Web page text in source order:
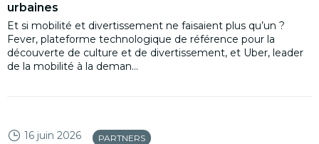
urbaines
Et si mobilité et divertissement ne faisaient plus qu’un ?
Fever, plateforme technologique de référence pour la
découverte de culture et de divertissement, et Uber, leader
de la mobilité à la deman...
16 juin 2026 PARTNERS